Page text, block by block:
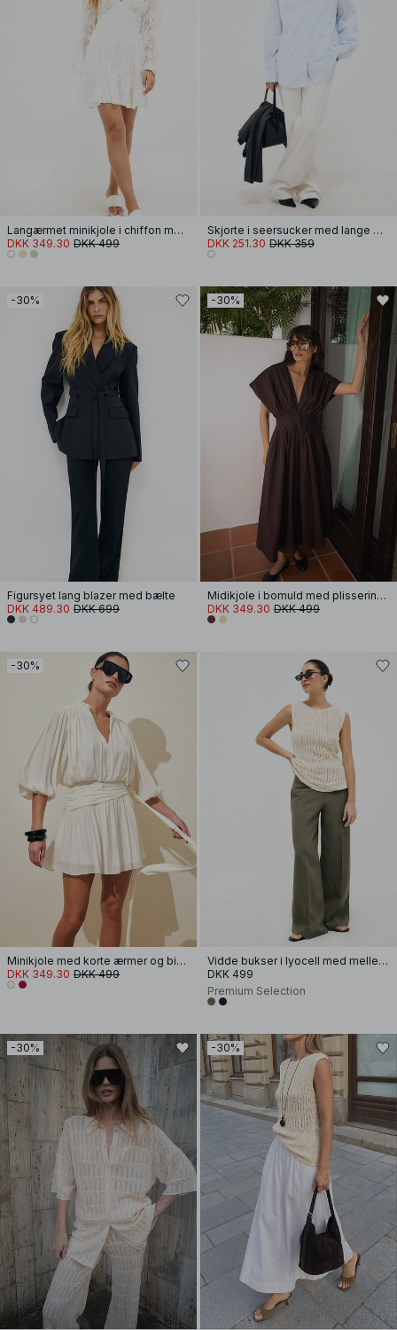
Langærmet minikjole i chiffon med broderi
DKK 349.30 DKK 499
Skjorte i seersucker med lange ærmer
DKK 251.30 DKK 359
-30%
Figursyet lang blazer med bælte
DKK 489.30 DKK 699
-30%
Midikjole i bomuld med plissering og korte ærmer
DKK 349.30 DKK 499
-30%
Minikjole med korte ærmer og bindebånd i taljen
DKK 349.30 DKK 499
Vidde bukser i lyocell med mellemhøj talje
DKK 499
Premium Selection
-30% -30%